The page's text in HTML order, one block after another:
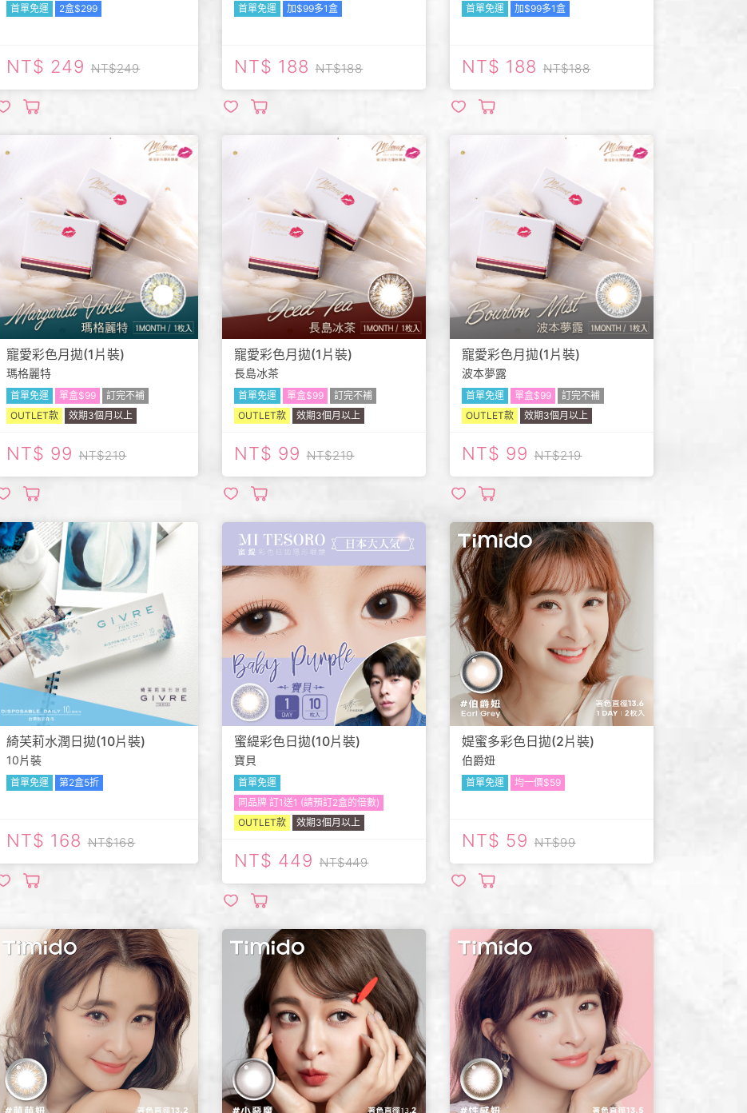
首單免運 2盒$299
249 249
首單免運 加$99多1盒
188 188
首單免運 加$99多1盒
188 188
寵愛彩色月拋(1片裝)
瑪格麗特
首單免運 單盒$99
訂完不補
OUTLET款
效期3個月以上
99 219
寵愛彩色月拋(1片裝)
長島冰茶
首單免運 單盒$99
訂完不補
OUTLET款
效期3個月以上
99 219
寵愛彩色月拋(1片裝)
波本夢露
首單免運 單盒$99
訂完不補
OUTLET款
效期3個月以上
99 219
綺芙莉水潤日拋(10片裝)
10片裝
首單免運 第2盒5折
168 168
蜜緹彩色日拋(10片裝)
寶貝
首單免運
同品牌 訂1送1 (請預訂2盒的倍數)
OUTLET款
效期3個月以上
449 449
媞蜜多彩色日拋(2片裝)
伯爵妞
首單免運 均一價$59
59 99